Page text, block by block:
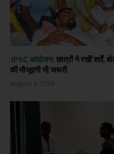
JPSC आंदोलन: छात्रों ने रखीं शर्तें,
की मौजूदगी भी जरूरी
August 6, 2026